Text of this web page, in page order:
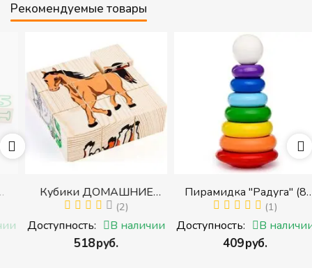
Рекомендуемые товары
Кубики ДОМАШНИЕ
ЖИВОТНЫЕ (Томик)
(Набор кубиков
разрезных (складных))
(2)
Доступность: В наличии
‍518‍руб.
Пирамидка "Радуга" (8
деталей) (Пирамидка
среднего размера)
(1)
Доступность: В наличии
‍409‍руб.